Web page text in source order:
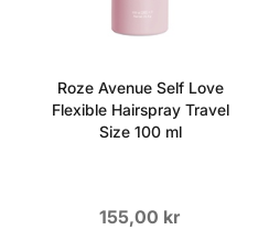
Roze Avenue Self Love
Flexible Hairspray Travel
Size 100 ml
155,00 kr